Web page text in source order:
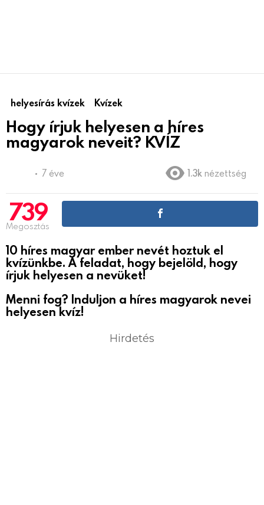
helyesírás kvízek Kvízek
Hogy írjuk helyesen a híres
magyarok neveit? KVÍZ
7 éve 1.3k nézettség
739
Megosztás
10 híres magyar ember nevét hoztuk el
kvízünkbe. A feladat, hogy bejelöld, hogy
írjuk helyesen a nevüket!
Menni fog? Induljon a híres magyarok nevei
helyesen kvíz!
Hirdetés